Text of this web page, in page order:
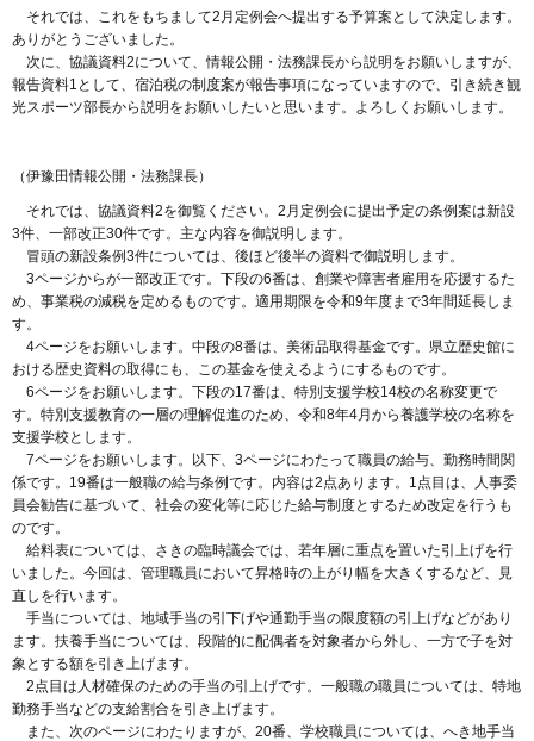
それでは、これをもちまして2月定例会へ提出する予算案として決定します。
ありがとうございました。
次に、協議資料2について、情報公開・法務課長から説明をお願いしますが、
報告資料1として、宿泊税の制度案が報告事項になっていますので、引き続き観
光スポーツ部長から説明をお願いしたいと思います。よろしくお願いします。
（伊豫田情報公開・法務課長）
それでは、協議資料2を御覧ください。2月定例会に提出予定の条例案は新設
3件、一部改正30件です。主な内容を御説明します。
冒頭の新設条例3件については、後ほど後半の資料で御説明します。
3ページからが一部改正です。下段の6番は、創業や障害者雇用を応援するた
め、事業税の減税を定めるものです。適用期限を令和9年度まで3年間延長しま
す。
4ページをお願いします。中段の8番は、美術品取得基金です。県立歴史館に
おける歴史資料の取得にも、この基金を使えるようにするものです。
6ページをお願いします。下段の17番は、特別支援学校14校の名称変更で
す。特別支援教育の一層の理解促進のため、令和8年4月から養護学校の名称を
支援学校とします。
7ページをお願いします。以下、3ページにわたって職員の給与、勤務時間関
係です。19番は一般職の給与条例です。内容は2点あります。1点目は、人事委
員会勧告に基づいて、社会の変化等に応じた給与制度とするため改定を行うも
のです。
給料表については、さきの臨時議会では、若年層に重点を置いた引上げを行
いました。今回は、管理職員において昇格時の上がり幅を大きくするなど、見
直しを行います。
手当については、地域手当の引下げや通勤手当の限度額の引上げなどがあり
ます。扶養手当については、段階的に配偶者を対象者から外し、一方で子を対
象とする額を引き上げます。
2点目は人材確保のための手当の引上げです。一般職の職員については、特地
勤務手当などの支給割合を引き上げます。
また、次のページにわたりますが、20番、学校職員については、へき地手当